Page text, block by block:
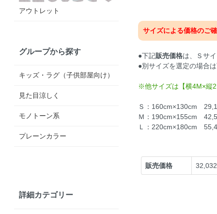
サイズによる価格のご
●下記販売価格は、Ｓサ
●別サイズを選定の場合
※他サイズは【横4M×縦
Ｓ：160cm×130cm
Ｍ：190cm×155cm
Ｌ：220cm×180cm
販売価格
アウトレット
グループから探す
キッズ・ラグ（子供部屋向け）
見た目涼しく
モノトーン系
プレーンカラー
詳細カテゴリー